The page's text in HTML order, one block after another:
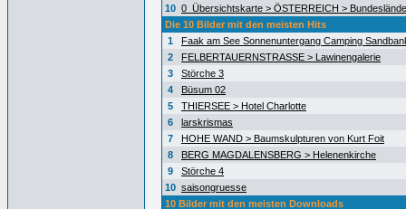
10 0_Übersichtskarte > ÖSTERREICH >
Die 10 Bilder mit den meisten Hits
1
Faak am See Sonnenuntergang Camping
2
FELBERTAUERNSTRASSE > Lawinengalerie
3
Störche 3
4
Büsum 02
5
THIERSEE > Hotel Charlotte
6
larskrismas
7
HOHE WAND > Baumskulpturen von Kurt Foit
8
BERG MAGDALENSBERG > Helenenkirche
9
Störche 4
10 saisongruesse
10 Bilder mit den meisten Downloads